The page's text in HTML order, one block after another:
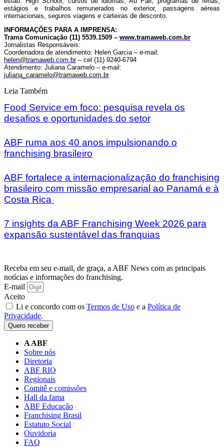
estágios e trabalhos remunerados no exterior, passagens aéreas
internacionais, seguros viagens e carteiras de desconto.
INFORMAÇÕES PARA A IMPRENSA:
Trama Comunicação (11) 5539.1509 – www.tramaweb.com.br
Jornalistas Responsáveis:
Coordenadora de atendimento: Helen Garcia – e-mail:
helen@tramaweb.com.br– cel (11) 9240-6794
Atendimento: Juliana Caramelo – e-mail:
juliana_caramelo@tramaweb.com.br
Leia Também
Food Service em foco: pesquisa revela os
desafios e oportunidades do setor
ABF ruma aos 40 anos impulsionando o
franchising brasileiro
ABF fortalece a internacionalização do franchising
brasileiro com missão empresarial ao Panamá e à
Costa Rica
7 insights da ABF Franchising Week 2026 para
expansão sustentável das franquias
Receba em seu e-mail, de graça, a ABF News com as principais
notícias e informações do franchising.
E-mail
Aceito
Li e concordo com os Termos de Uso e a Política de
Privacidade.
Quero receber
A ABF
Sobre nós
Diretoria
ABF RIO
Regionais
Comitê e comissões
Hall da fama
ABF Educação
Franchising Brasil
Estatuto Social
Ouvidoria
FAQ